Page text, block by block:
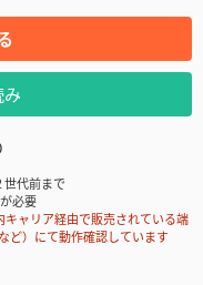
代前まで
必要
ャリア経由で販売されている端
ど）にて動作確認しています